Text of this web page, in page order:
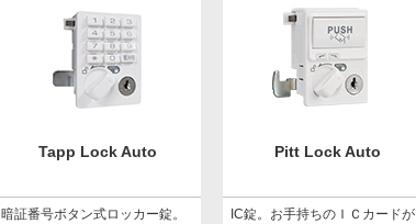
Tapp Lock Auto
暗証番号ボタン式ロッカー錠。
Pitt Lock Auto
IC錠。お手持ちのＩＣカードが